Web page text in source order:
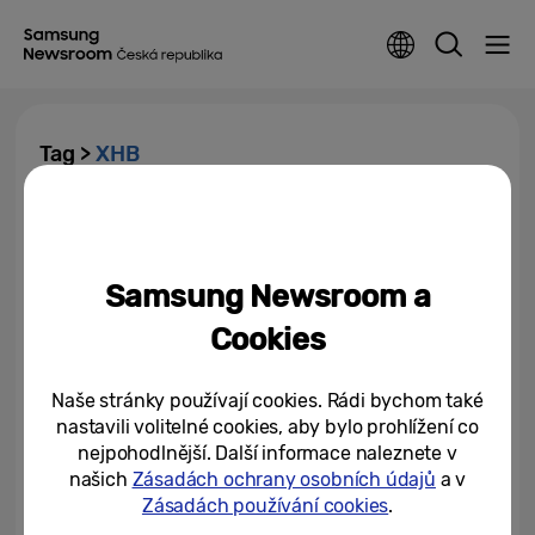
Tag >XHB
22/09/2023
Samsung Newsroom a
Cookies
Naše stránky používají cookies. Rádi bychom také
nastavili volitelné cookies, aby bylo prohlížení co
nejpohodlnější. Další informace naleznete v
našich Zásadách ochrany osobních údajů a v
Zásadách používání cookies.